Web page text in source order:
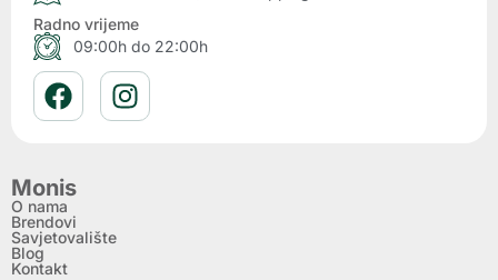
Radno vrijeme
09:00h do 22:00h
Monis
O nama
Brendovi
Savjetovalište
Blog
Kontakt